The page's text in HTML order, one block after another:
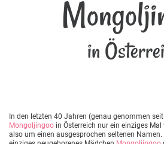
in
In den letzten 40 Jahren (genau genommen
Mongoljingoo in Österreich nur ein einziges
also um einen ausgesprochen seltenen